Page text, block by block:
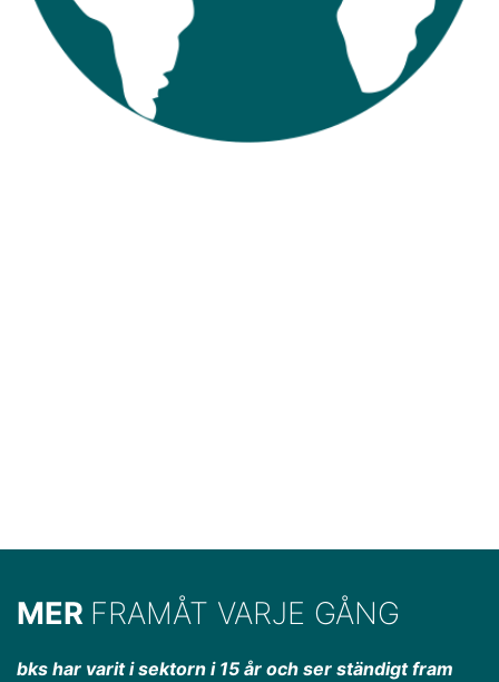
MER FRAMÅT VARJE GÅNG
bks har varit i sektorn i 15 år och ser ständigt fram